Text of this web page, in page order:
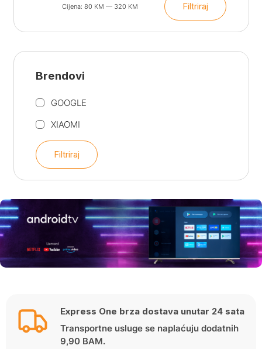
Min
cijena
Maks
cijena
Filtriraj
Cijena: 80 KM — 320 KM
Brendovi
GOOGLE
XIAOMI
Filtriraj
Express One brza dostava unutar 24 sata
Transportne usluge se naplaćuju dodatnih
9,90 BAM.